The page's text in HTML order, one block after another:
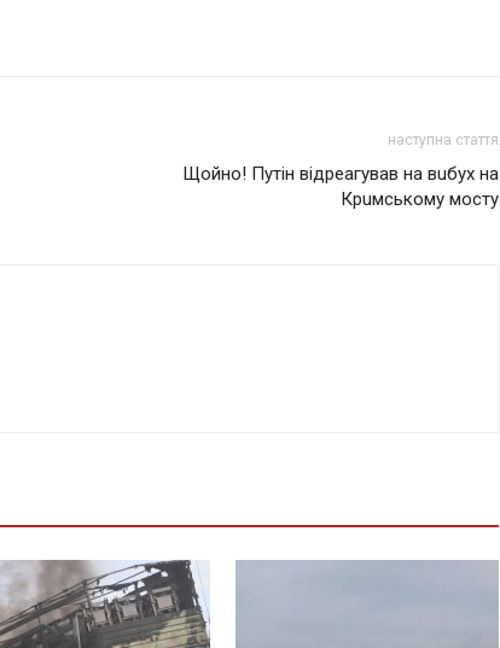
наступна стаття
Щойно! Путін відреагував на вuбух на
Крuмському мосту